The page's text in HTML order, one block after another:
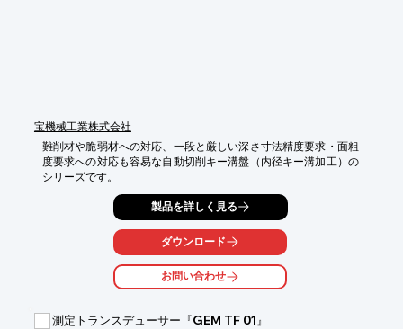
宝機械工業株式会社
難削材や脆弱材への対応、一段と厳しい深さ寸法精度要求・面粗
度要求への対応も容易な自動切削キー溝盤（内径キー溝加工）の
シリーズです。
製品を詳しく見る
ダウンロード
お問い合わせ
測定トランスデューサー『GEM TF 01』